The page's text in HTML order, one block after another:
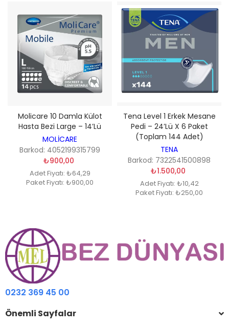
Molicare 10 Damla Külot
Hasta Bezi Large – 14’lü
MOLİCARE
Barkod: 4052199315799
₺900,00
Adet Fiyatı: ₺64,29
Paket Fiyatı: ₺900,00
Tena Level 1 Erkek Mesane
Pedi – 24’lü X 6 Paket
(Toplam 144 Adet)
TENA
Barkod: 7322541500898
₺1.500,00
Adet Fiyatı: ₺10,42
Paket Fiyatı: ₺250,00
0232 369 45 00
Önemli Sayfalar